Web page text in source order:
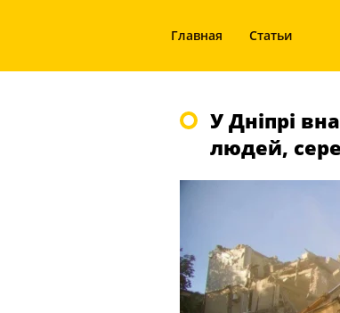
Главная Статьи
У Дніпрі
людей,